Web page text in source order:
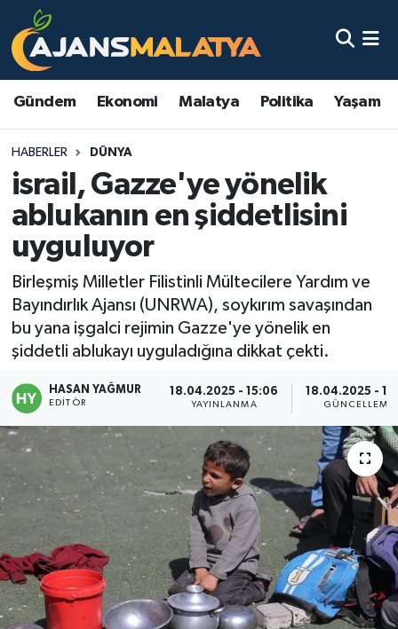
Gündem Ekonomi Malatya Politika Yaşam
HABERLER DÜNYA
israil, Gazze'ye yönelik
ablukanın en şiddetlisini
uyguluyor
Birleşmiş Milletler Filistinli Mültecilere Yardım ve
Bayındırlık Ajansı (UNRWA), soykırım savaşından
bu yana işgalci rejimin Gazze'ye yönelik en
şiddetli ablukayı uyguladığına dikkat çekti.
HASAN YAĞMUR
EDITÖR
18.04.2025 - 15:06
YAYINLANMA
18.04.2025 -
GÜNCELLEME
Asayiş
Eğitim
Ekonomi
Gündem
Kadın
Kültür & Sanat
Magazin
Politika
Sağlık
Spor
Teknoloji
Yaşam
Malatya Nöbetçi Eczaneler
Malatya Namaz Vakitleri
Malatya Trafik Yoğunluk Haritası
TFF 3.Lig 2.Grup Puan Durumu ve Fikstür
Tüm Manşetler
Son Dakika Haberleri
Haber Arşivi